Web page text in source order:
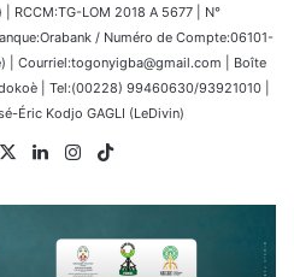
RCCM:TG-LOM 2018 A 5677 | N°
/ Numéro de Compte:06101-
| Courriel:togonyigba@gmail.com | Boîte
| Tel:(00228) 99460630/93921010 |
Éric Kodjo GAGLI (LeDivin)
Facebook
X LinkedinInstagram